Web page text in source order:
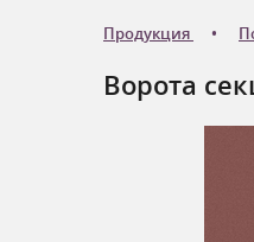
Продукция
Ворота